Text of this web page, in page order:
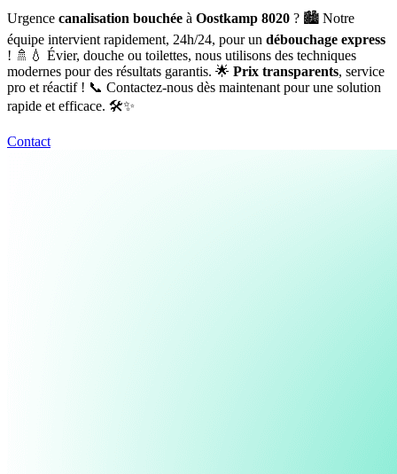
Urgence canalisation bouchée à Oostkamp 8020 ? 🏙️ Notre
équipe intervient rapidement, 24h/24, pour un débouchage express
! 🚿💧 Évier, douche ou toilettes, nous utilisons des techniques
modernes pour des résultats garantis. 🌟 Prix transparents, service
pro et réactif ! 📞 Contactez-nous dès maintenant pour une solution
rapide et efficace. 🛠️✨
Contact